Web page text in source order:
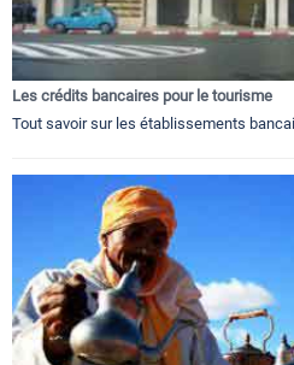
Les crédits bancaires pour le tourisme
Tout savoir sur les établissements